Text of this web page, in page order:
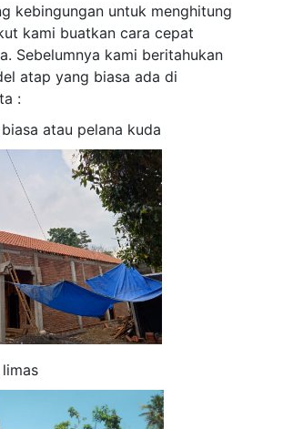
kebingungan untuk menghitung
kami buatkan cara cepat
Sebelumnya kami beritahukan
atap yang biasa ada di
:
atau pelana kuda